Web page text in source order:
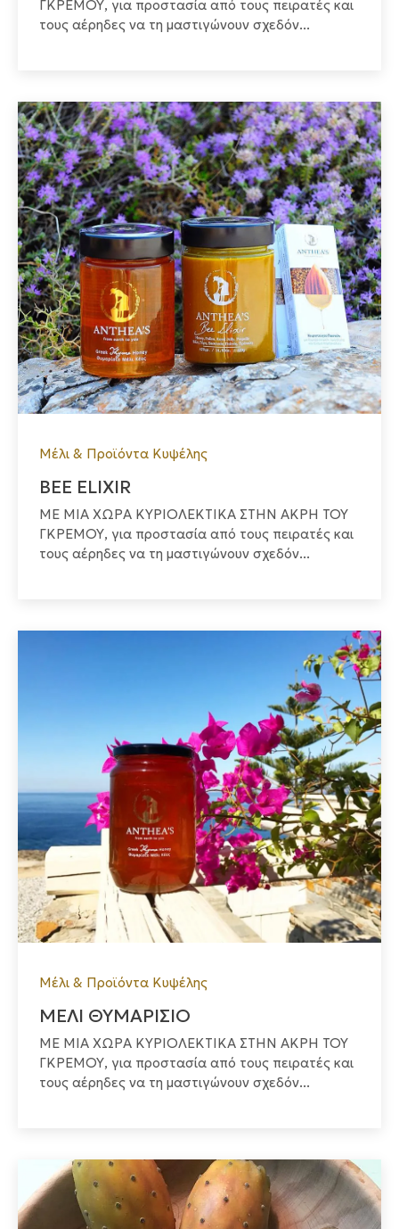
ΓΚΡΕΜΟΥ, για προστασία από τους πειρατές και
τους αέρηδες να τη μαστιγώνουν σχεδόν...
Μέλι & Προϊόντα Κυψέλης
BEE ELIXIR
ΜΕ ΜΙΑ ΧΩΡΑ ΚΥΡΙΟΛΕΚΤΙΚΑ ΣΤΗΝ ΑΚΡΗ ΤΟΥ
ΓΚΡΕΜΟΥ, για προστασία από τους πειρατές και
τους αέρηδες να τη μαστιγώνουν σχεδόν...
Μέλι & Προϊόντα Κυψέλης
ΜΕΛΙ ΘΥΜΑΡΙΣΙΟ
ΜΕ ΜΙΑ ΧΩΡΑ ΚΥΡΙΟΛΕΚΤΙΚΑ ΣΤΗΝ ΑΚΡΗ ΤΟΥ
ΓΚΡΕΜΟΥ, για προστασία από τους πειρατές και
τους αέρηδες να τη μαστιγώνουν σχεδόν...